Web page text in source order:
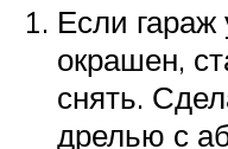
Если
окрашен,
снять.
дрелью с